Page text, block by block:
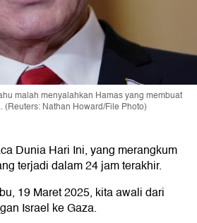
malah menyalahkan Hamas yang membuat
Nathan Howard/File Photo)
Dunia Hari Ini, yang merangkum
terjadi dalam 24 jam terakhir.
19 Maret 2025, kita awali dari
Israel ke Gaza.